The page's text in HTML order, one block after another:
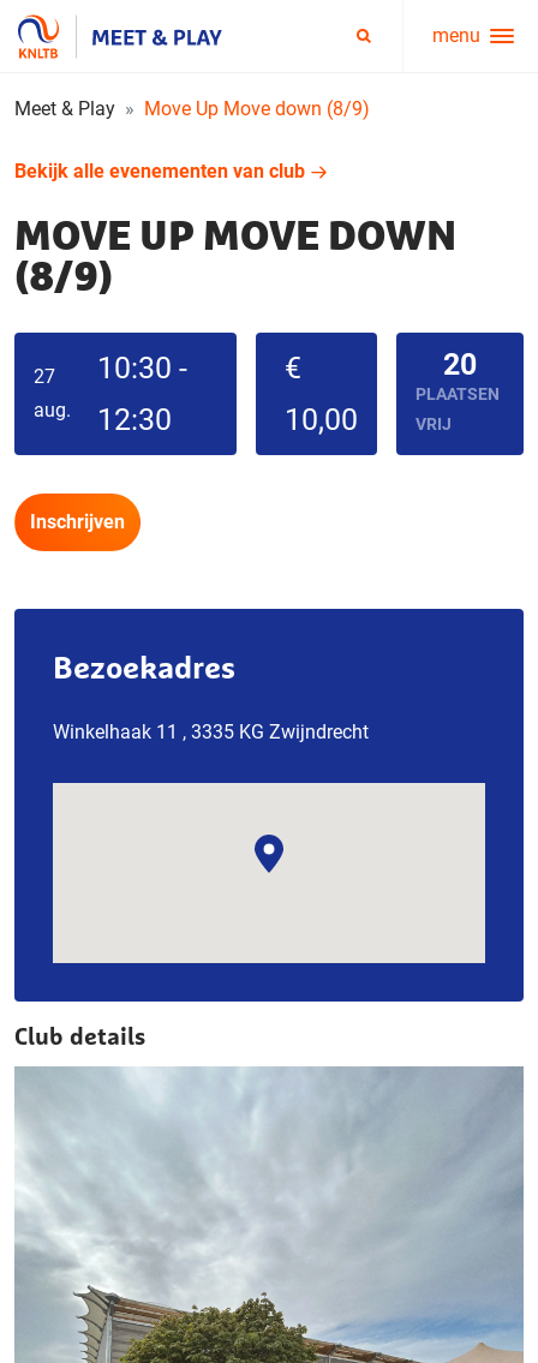
Service
menu
menu
Meet & Play Move Up Move down (8/9)
Bekijk alle evenementen van club
MOVE UP MOVE DOWN
(8/9)
27
aug.
10:30 -
12:30
€
10,00
20
PLAATSEN
VRIJ
Inschrijven
Bezoekadres
Winkelhaak 11 , 3335 KG Zwijndrecht
Club details